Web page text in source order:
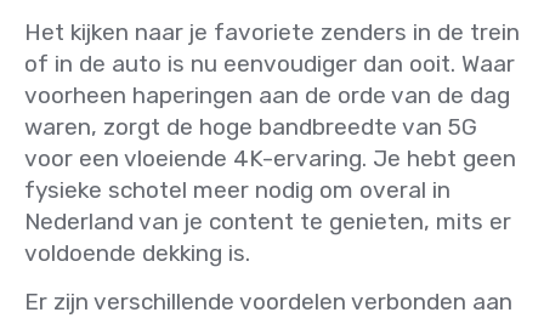
Het kijken naar je favoriete zenders in de trein
of in de auto is nu eenvoudiger dan ooit. Waar
voorheen haperingen aan de orde van de dag
waren, zorgt de hoge bandbreedte van 5G
voor een vloeiende 4K-ervaring. Je hebt geen
fysieke schotel meer nodig om overal in
Nederland van je content te genieten, mits er
voldoende dekking is.
Er zijn verschillende voordelen verbonden aan